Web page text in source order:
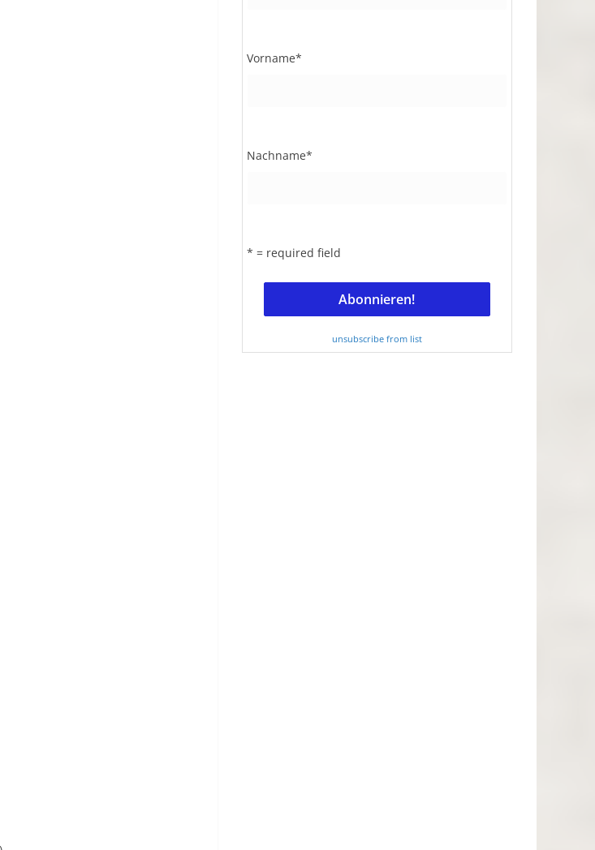
Vorname*
Nachname*
* = required field
unsubscribe from list